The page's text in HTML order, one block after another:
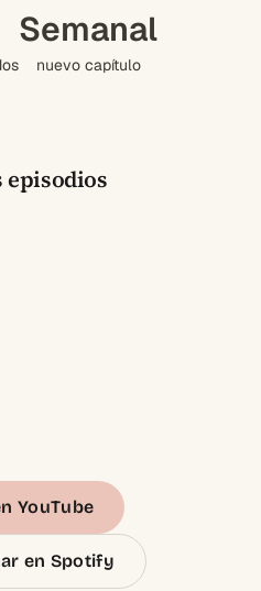
Semanal
nuevo capítulo
YouTube
en Spotify